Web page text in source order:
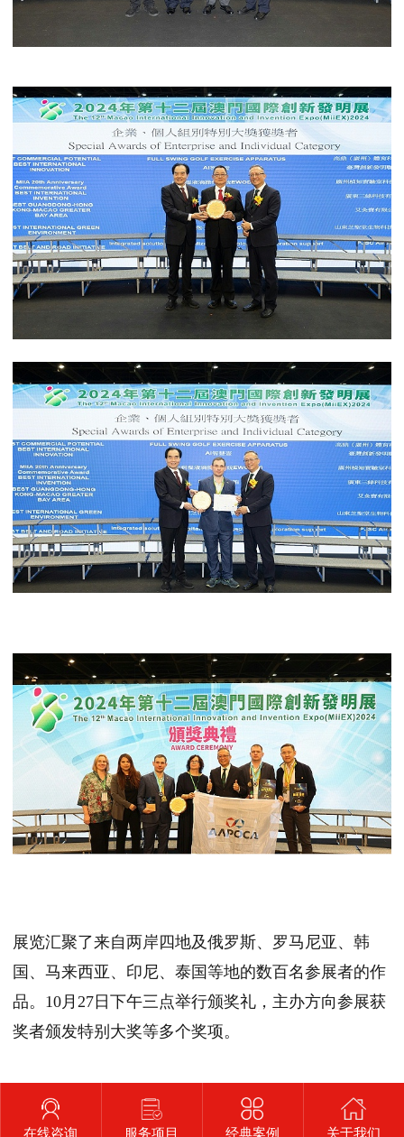
展览汇聚了来自两岸四地及俄罗斯、罗马尼亚、韩
国、马来西亚、印尼、泰国等地的数百名参展者的作
品。10月27日下午三点举行颁奖礼，主办方向参展获
奖者颁发特别大奖等多个奖项。
返回
上一条 2024年第二十八届“发明展览会奖”申报正式启动
在线咨询 服务项目 经典案例 关于我们